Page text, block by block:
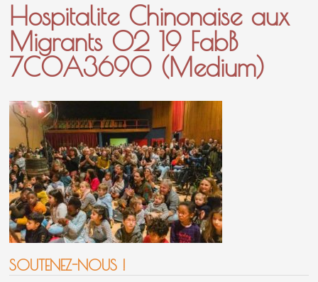
Hospitalite Chinonaise aux
Migrants 02 19 FabB
7C0A3690 (Medium)
SOUTENEZ-NOUS !